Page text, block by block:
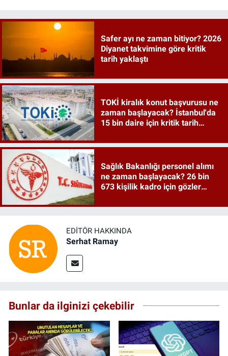
Safer ayı ne zaman bitiyor? 2026
Diyanet takvimine göre kritik
tarih yaklaştı
TOKİ kiralık konut başvurusu ne
zaman başlayacak? İstanbul'da
15 bin daire için kritik tarih
Sağlık Bakanlığı personel alımı
ne zaman başlayacak? 26 bin
673 kişilik kadro için gözler
EDITÖR HAKKINDA
Serhat Ramay
Bunlar da ilginizi çekebilir